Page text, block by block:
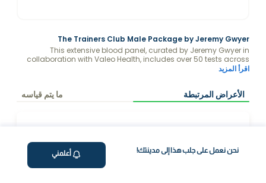
نحن نعمل على جلب هذا إلى مدينتك! أعلمني
The Trainers Club Male Package by Jeremy Gwyer
This extensive blood panel, curated by Jeremy Gwyer in
collaboration with Valeo Health, includes over 50 tests across
key health areas. It’s a powerful tool for optimizing wellness by
libido), metabolic control (diabetes prevention), cardiovascular
health (lipid and inflammation markers), nutrient levels
اقرأ المزيد
الأعراض المرتبطة ما يتم قياسه
لماذا تختار فاليو؟